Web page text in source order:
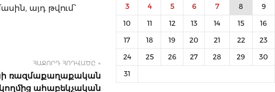
այդ թվում՝
ՀԱՋՈՐԴ ՀՈԴՎԱԾԸ →
ռազմաքաղաքական
ահաբեկչական
3 4 5 6 7 8 9
10 11 12 13 14 15 16
17 18 19 20 21 22 23
24 25 26 27 28 29 30
31